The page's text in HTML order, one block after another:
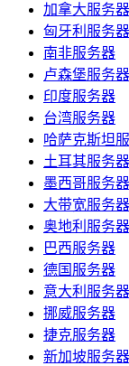
加拿大服务器
匈牙利服务器
南非服务器
卢森堡服务器
印度服务器
台湾服务器
哈萨克斯坦
土耳其服务器
墨西哥服务器
大带宽服务器
奥地利服务器
巴西服务器
德国服务器
意大利服务器
挪威服务器
捷克服务器
新加坡服务器